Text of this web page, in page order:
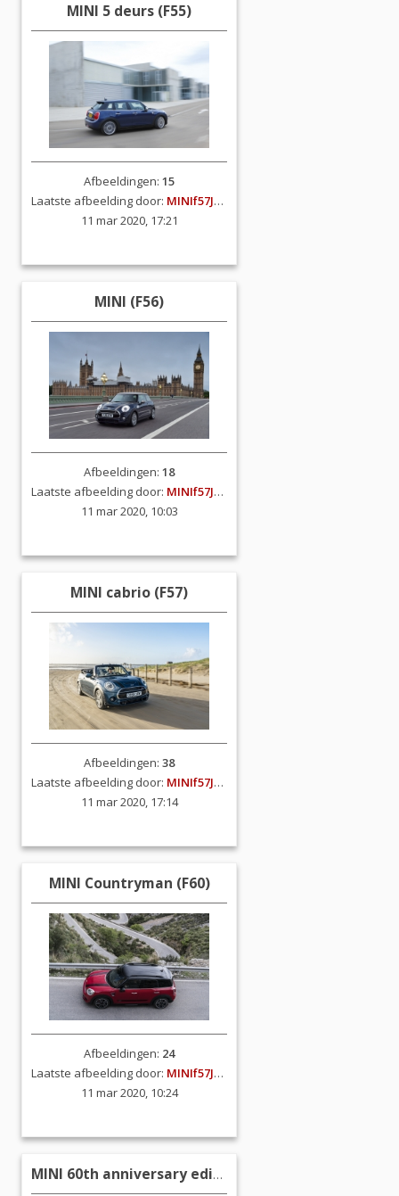
MINI 5 deurs (F55)
Afbeeldingen: 15
Laatste afbeelding door: MINIf57JCW
11 mar 2020, 17:21
MINI (F56)
Afbeeldingen: 18
Laatste afbeelding door: MINIf57JCW
11 mar 2020, 10:03
MINI cabrio (F57)
Afbeeldingen: 38
Laatste afbeelding door: MINIf57JCW
11 mar 2020, 17:14
MINI Countryman (F60)
Afbeeldingen: 24
Laatste afbeelding door: MINIf57JCW
11 mar 2020, 10:24
MINI 60th anniversary edition (F56)